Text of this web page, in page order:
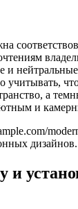
и
а
и
дизайнов.
и